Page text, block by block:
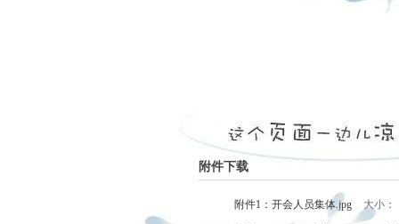
附件下载
附件1：开会人员集体.jpg 大小：